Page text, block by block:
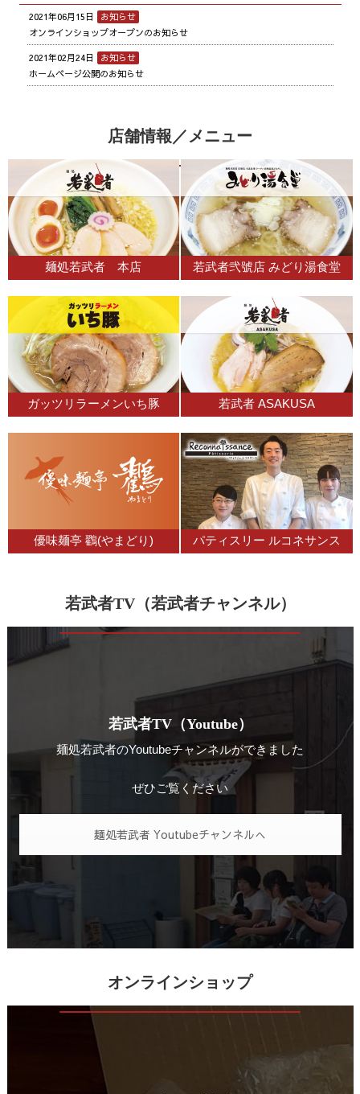
2021年06月15日
お知らせ
オンラインショップオープンのお知らせ
2021年02月24日
お知らせ
ホームページ公開のお知らせ
店舗情報／メニュー
麺処若武者 本店 若武者弐號店 みどり湯食堂
ガッツリラーメンいち豚 若武者 ASAKUSA
優味麺亭 鸐(やまどり) パティスリー ルコネサンス
若武者TV（若武者チャンネル）
若武者TV（Youtube）
麺処若武者のYoutubeチャンネルができました
ぜひご覧ください
麺処若武者 Youtubeチャンネルへ
オンラインショップ